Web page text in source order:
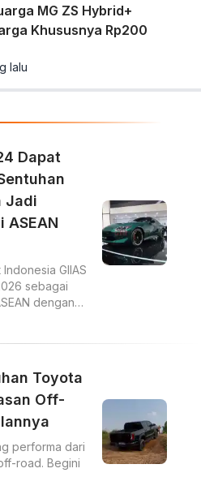
MG ZS Hybrid+
Khususnya Rp200
lalu
Dapat
Jadi
ASEAN
GIIAS
sebagai
dengan
nose
Toyota
Off-
performa dari
road. Begini